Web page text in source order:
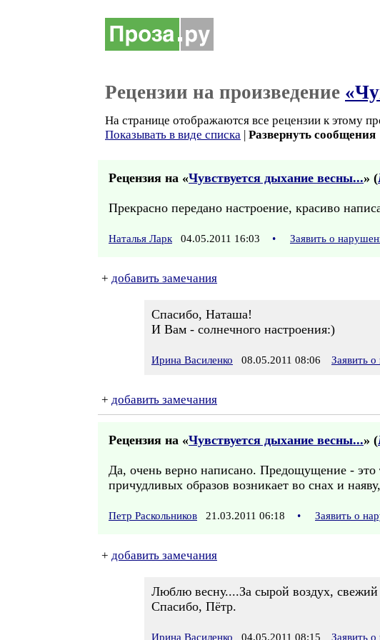
Рецензии на произведение
На странице отображаются все рецензии к этому
Показывать в виде списка | Развернуть сообщения
Рецензия на «Чувствуется дыхание весны...» (
Прекрасно передано настроение, красиво
Наталья Ларк 04.05.2011 16:03 • Заявить о
+ добавить замечания
Спасибо, Наташа!
И Вам - солнечного настроения:)
Ирина Василенко 08.05.2011 08:06 Заявить
+ добавить замечания
Рецензия на «Чувствуется дыхание весны...» (
Да, очень верно написано. Предощущение - это
причудливых образов возникает во снах и
Петр Раскольников 21.03.2011 06:18 • Заявить о
+ добавить замечания
Люблю весну....За сырой воздух,
Спасибо, Пётр.
Ирина Василенко 04.05.2011 08:15 Заявить